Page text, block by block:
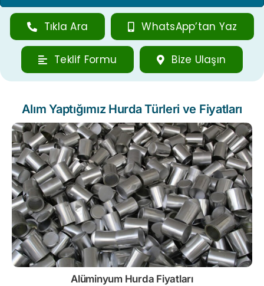
Tıkla Ara WhatsApp’tan Yaz
Teklif Formu Bize Ulaşın
Alım Yaptığımız Hurda Türleri ve Fiyatları
Alüminyum Hurda Fiyatları